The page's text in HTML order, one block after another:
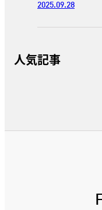
2025.09.28
人気記事